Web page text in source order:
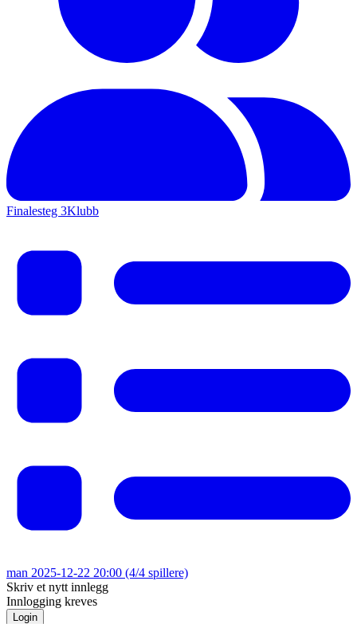
Finalesteg 3Klubb
man 2025-12-22 20:00 (4/4 spillere)
Skriv et nytt innlegg
Innlogging kreves
Login